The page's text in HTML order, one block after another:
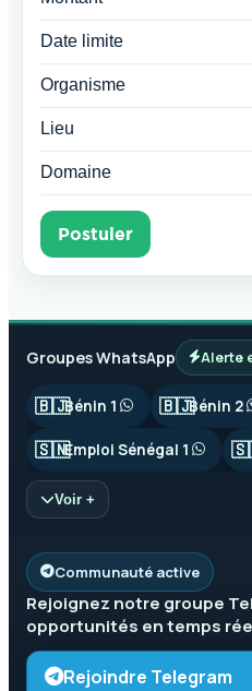
Date limite
Organisme
Lieu
Domaine
Postuler
Groupes WhatsApp Alerte
🇧🇯Bénin 1 🇧🇯Bénin 2
🇸🇳Emploi Sénégal 1
Voir +
Communauté active
Rejoignez notre groupe
opportunités en temps
Rejoindre Telegram